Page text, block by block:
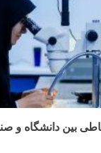
بین دانشگاه و